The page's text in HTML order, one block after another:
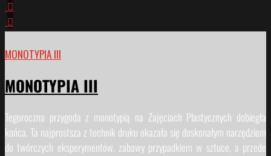
MONOTYPIA III
MONOTYPIA III
Tegoroczna przygoda z monotypią na Zajęciach Plastycznych dobiegła
końca. Ta najprostsza z technik druku okazała się doskonałym narzędziem
do twórczych eksperymentów, zabawy przypadkiem w sztuce, a przede